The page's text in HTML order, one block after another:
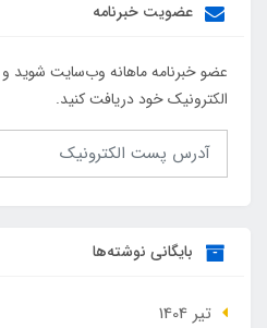
عضویت خبرنامه
عضو خبرنامه ماهانه وب‌سایت شوید
الکترونیک خود دریافت کنید.
بایگانی نوشته‌ها
تير 1404